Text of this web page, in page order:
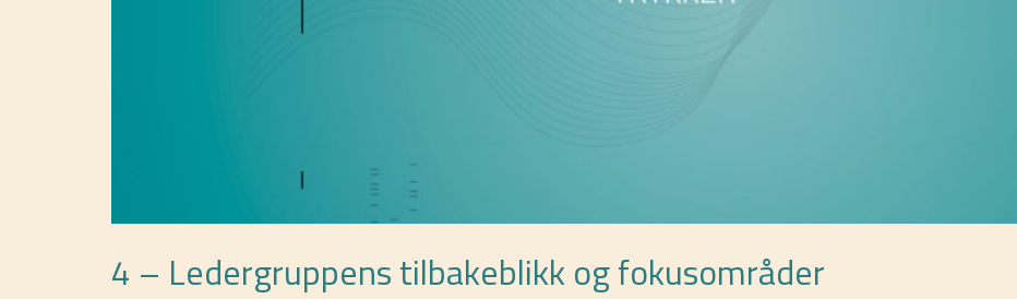
4 – Ledergruppens tilbakeblikk og fokusområder